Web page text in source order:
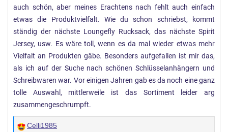
Jetzt ohne Geburtstag, mit Verzögerungen bei den neuen
Bereichen sollte man doch alles versuchen…
Auch im Marvel Hotel seit der Iron Man Figur nix tolles
mehr…
Ich bin so frustriert dass ich mir den Vibranium Schild von
Captain America gekauft habe
aber bei
Kleinanzeigen
auch schön, aber meines Erachtens nach fehlt auch einfach
etwas die Produktvielfalt. Wie du schon schriebst, kommt
ständig der nächste Loungefly Rucksack, das nächste Spirit
Jersey, usw. Es wäre toll, wenn es da mal wieder etwas mehr
Vielfalt an Produkten gäbe. Besonders aufgefallen ist mir das,
als ich auf der Suche nach schönen Schlüsselanhängern und
Schreibwaren war. Vor einigen Jahren gab es da noch eine ganz
tolle Auswahl, mittlerweile ist das Sortiment leider arg
zusammengeschrumpft.
Celli1985